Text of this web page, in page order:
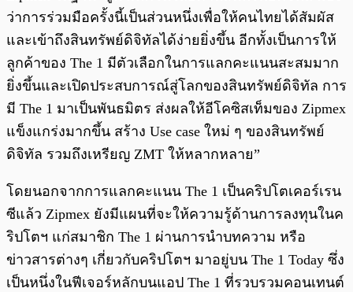
ว่าการร่วมมือครั้งนี้เป็นส่วนหนึ่งเพื่อให้คนไทยได้สัมผัส
และเข้าถึงสินทรัพย์ดิจิทัลได้ง่ายยิ่งขึ้น อีกทั้งเป็นการให้
ลูกค้าของ The 1 มีตัวเลือกในการแลกคะแนนสะสมมาก
ยิ่งขึ้นและเปิดประสบการณ์สู่โลกของสินทรัพย์ดิจิทัล การ
มี The 1 มาเป็นพันธมิตร ส่งผลให้อีโคซิสเท็มของ Zipmex
แข็งแกร่งมากขึ้น สร้าง Use case ใหม่ ๆ ของสินทรัพย์
ดิจิทัล รวมถึงเหรียญ ZMT ให้หลากหลาย”
โดยนอกจากการแลกคะแนน The 1 เป็นคริปโตเคอร์เรน
ซีแล้ว Zipmex ยังมีแผนที่จะให้ความรู้ด้านการลงทุนในค
ริปโตฯ แก่สมาชิก The 1 ผ่านการนำบทความ หรือ
ข่าวสารต่างๆ เกี่ยวกับคริปโตฯ มาอยู่บน The 1 Today ซึ่ง
เป็นหนึ่งในฟีเจอร์หลักบนแอป The 1 ที่รวบรวมคอนเทนต์